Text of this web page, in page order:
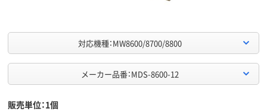
対応機種：MW8600/8700/8800
メーカー品番：MDS-8600-12
販売単位：1個